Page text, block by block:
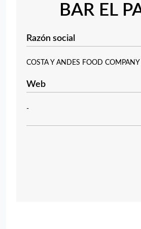
BAR EL
Razón social
COSTA Y ANDES FOOD COMPANY
Web
-